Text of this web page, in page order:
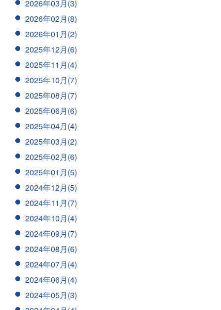
2026年03月(3)
2026年02月(8)
2026年01月(2)
2025年12月(6)
2025年11月(4)
2025年10月(7)
2025年08月(7)
2025年06月(6)
2025年04月(4)
2025年03月(2)
2025年02月(6)
2025年01月(5)
2024年12月(5)
2024年11月(7)
2024年10月(4)
2024年09月(7)
2024年08月(6)
2024年07月(4)
2024年06月(4)
2024年05月(3)